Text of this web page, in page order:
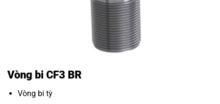
Vòng bi CF3 BR
Vòng bi tỳ